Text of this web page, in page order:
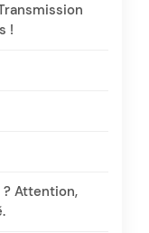
!
Attention,